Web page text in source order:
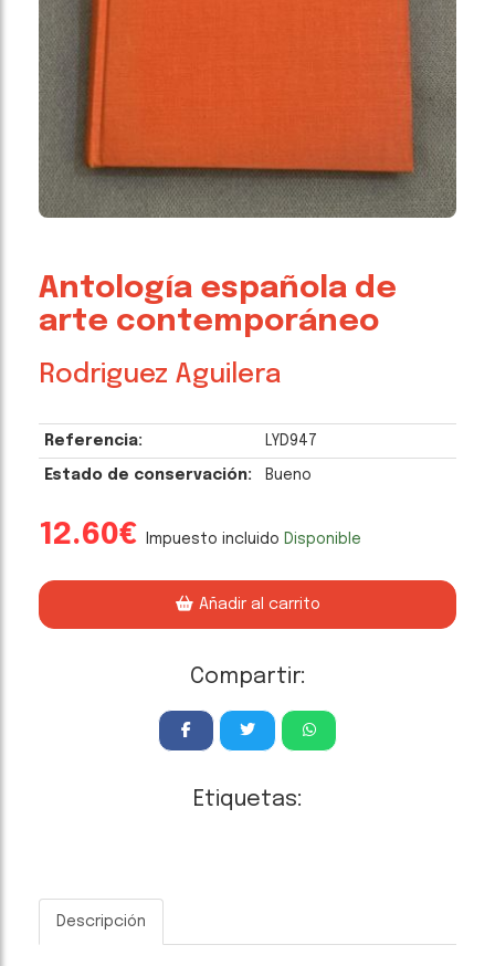
Antología española de
arte contemporáneo
Rodriguez Aguilera
Referencia: LYD947
Estado de conservación: Bueno
12.60€ Impuesto incluido Disponible
Añadir al carrito
Compartir:
Etiquetas:
Descripción